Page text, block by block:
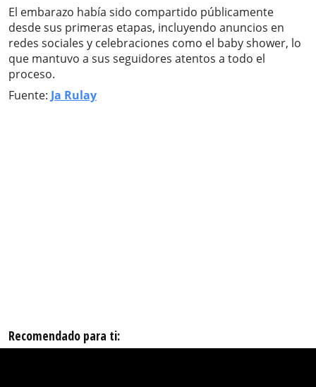
El embarazo había sido compartido públicamente
desde sus primeras etapas, incluyendo anuncios en
redes sociales y celebraciones como el baby shower, lo
que mantuvo a sus seguidores atentos a todo el
proceso.
Fuente: Ja Rulay
Recomendado para ti: